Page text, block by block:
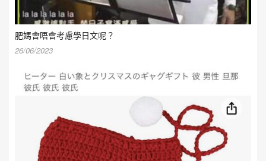
肥媽會唔會考慮學日文呢？
26/06/2023